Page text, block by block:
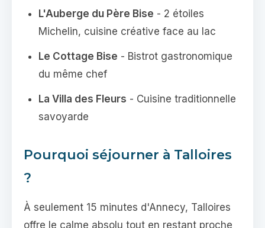
L'Auberge du Père Bise - 2 étoiles
Michelin, cuisine créative face au lac
Le Cottage Bise - Bistrot gastronomique
du même chef
La Villa des Fleurs - Cuisine traditionnelle
savoyarde
Pourquoi séjourner à Talloires
?
À seulement 15 minutes d'Annecy, Talloires
offre le calme absolu tout en restant proche